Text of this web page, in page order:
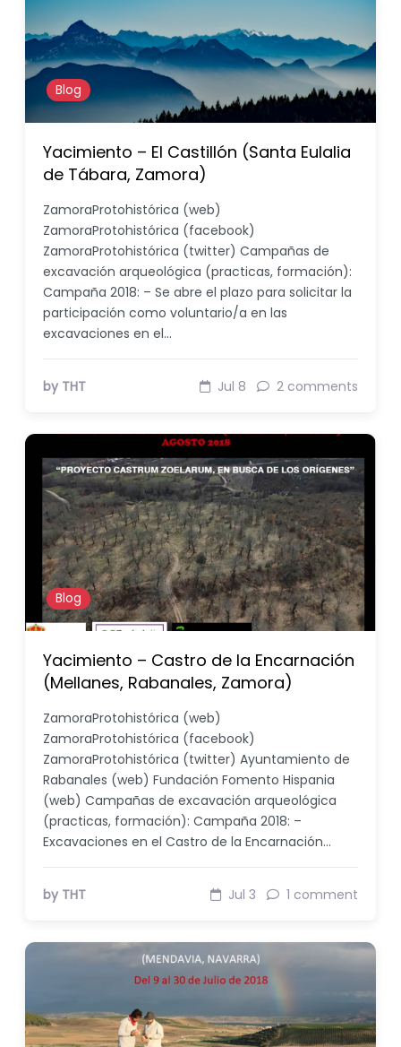
Blog
Yacimiento – El Castillón (Santa Eulalia
de Tábara, Zamora)
ZamoraProtohistórica (web)
ZamoraProtohistórica (facebook)
ZamoraProtohistórica (twitter) Campañas de
excavación arqueológica (practicas, formación):
Campaña 2018: – Se abre el plazo para solicitar la
participación como voluntario/a en las
excavaciones en el…
by THT Jul 8 2 comments
Blog
Yacimiento – Castro de la Encarnación
(Mellanes, Rabanales, Zamora)
ZamoraProtohistórica (web)
ZamoraProtohistórica (facebook)
ZamoraProtohistórica (twitter) Ayuntamiento de
Rabanales (web) Fundación Fomento Hispania
(web) Campañas de excavación arqueológica
(practicas, formación): Campaña 2018: –
Excavaciones en el Castro de la Encarnación…
by THT Jul 3 1 comment